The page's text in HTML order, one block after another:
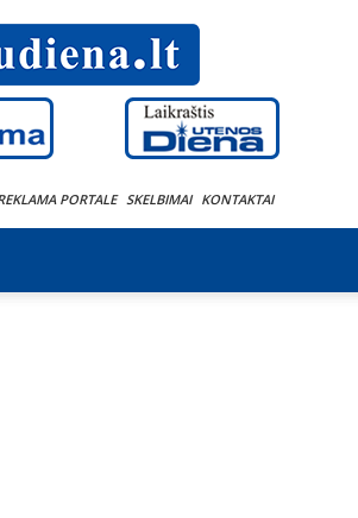
PORTALE SKELBIMAI KONTAKTAI